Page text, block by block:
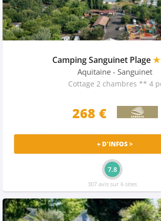
Camping Sanguinet Plage
Aquitaine - Sanguinet
Cottage 2 chambres ** 4
268 €
+ D'INFOS >
7.8
307 avis sur 6 sites